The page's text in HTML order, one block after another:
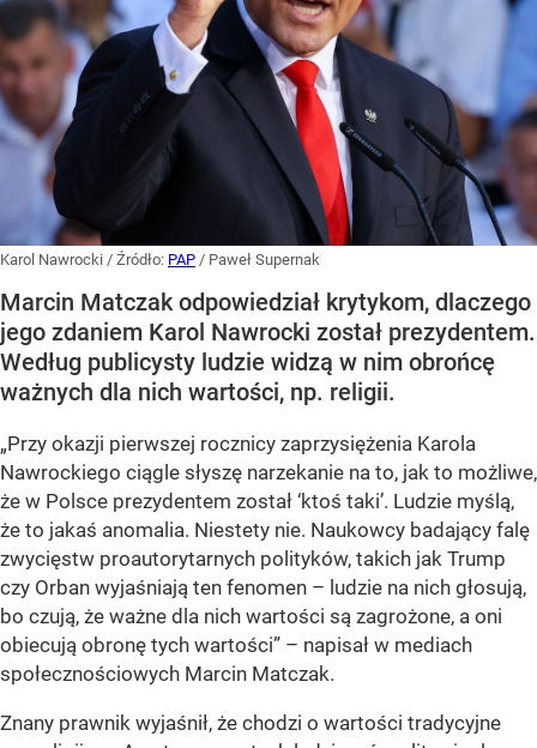
Karol Nawrocki / Źródło: PAP / Paweł Supernak
Marcin Matczak odpowiedział krytykom, dlaczego
jego zdaniem Karol Nawrocki został prezydentem.
Według publicysty ludzie widzą w nim obrońcę
ważnych dla nich wartości, np. religii.
„Przy okazji pierwszej rocznicy zaprzysiężenia Karola
Nawrockiego ciągle słyszę narzekanie na to, jak to możliwe,
że w Polsce prezydentem został ‘ktoś taki’. Ludzie myślą,
że to jakaś anomalia. Niestety nie. Naukowcy badający falę
zwycięstw proautorytarnych polityków, takich jak Trump
czy Orban wyjaśniają ten fenomen – ludzie na nich głosują,
bo czują, że ważne dla nich wartości są zagrożone, a oni
obiecują obronę tych wartości” – napisał w mediach
społecznościowych Marcin Matczak.
Znany prawnik wyjaśnił, że chodzi o wartości tradycyjne